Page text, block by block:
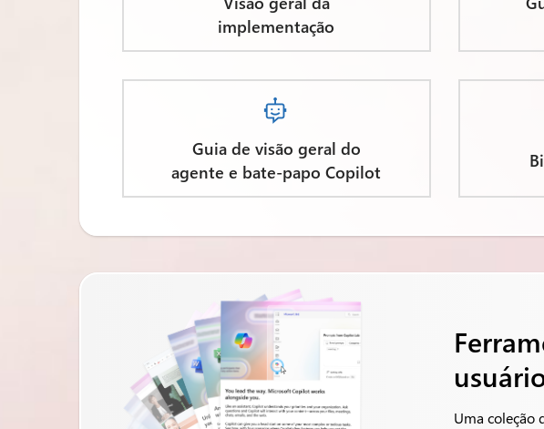
implementação

Guia de visão geral do
agente e bate-papo Copilot
Uma coleção